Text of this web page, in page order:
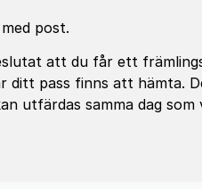
post.
att du får ett
ditt pass finns att hämta.
utfärdas samma dag